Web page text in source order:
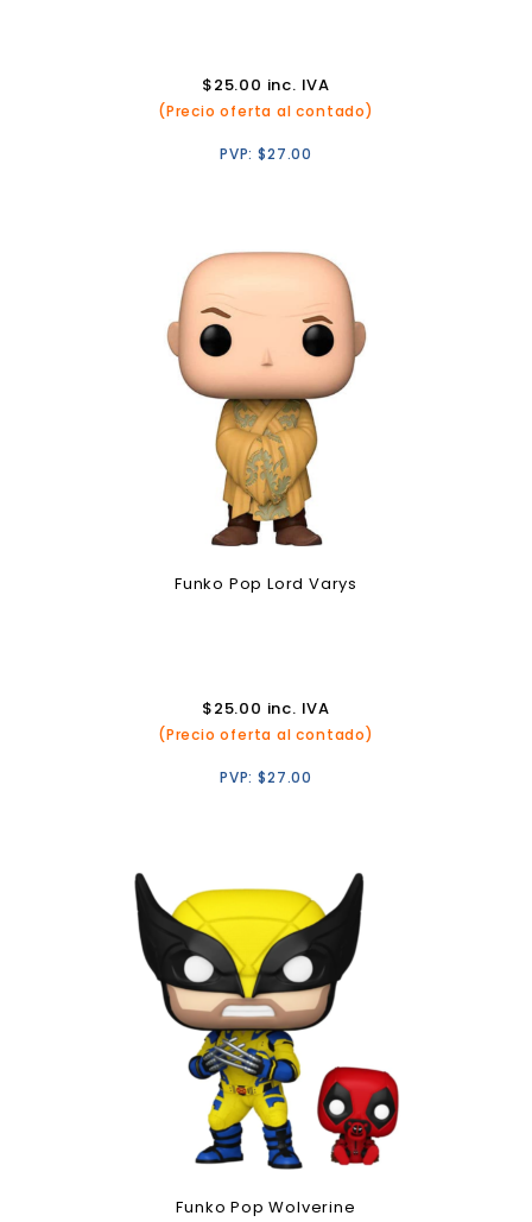
$25.00 inc. IVA
(Precio oferta al contado)
PVP:$27.00
Funko Pop Lord Varys
$25.00 inc. IVA
(Precio oferta al contado)
PVP:$27.00
Funko Pop Wolverine